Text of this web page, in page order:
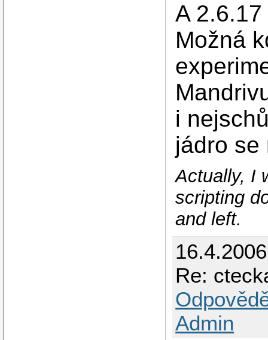
A
Možná
i
jádro
Actually, I
scripting
and left.
Re:
Admin